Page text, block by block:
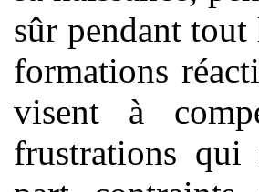
sûr pendant
formations
visent à
frustrations qui